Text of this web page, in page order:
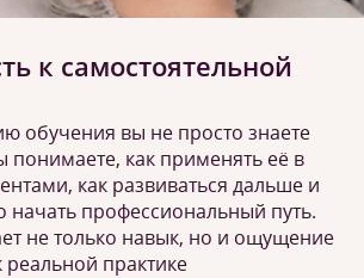
к самостоятельной
обучения вы не просто знаете
понимаете, как применять её в
как развиваться дальше и
начать профессиональный путь.
не только навык, но и ощущение
реальной практике